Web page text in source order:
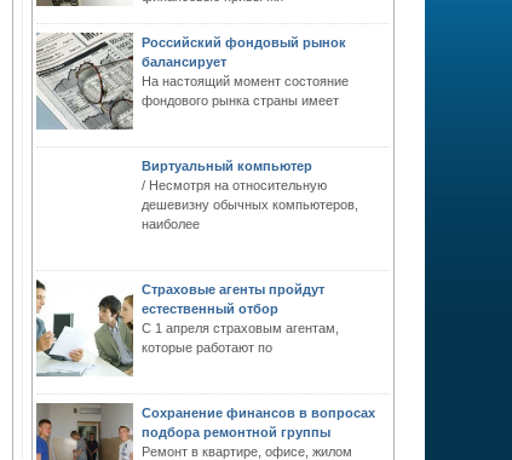
Российский фондовый рынок
балансирует
На настоящий момент состояние
фондового рынка страны имеет
Виртуальный компьютер
/ Несмотря на относительную
дешевизну обычных компьютеров,
наиболее
Страховые агенты пройдут
естественный отбор
С 1 апреля страховым агентам,
которые работают по
Сохранение финансов в вопросах
подбора ремонтной группы
Ремонт в квартире, офисе, жилом